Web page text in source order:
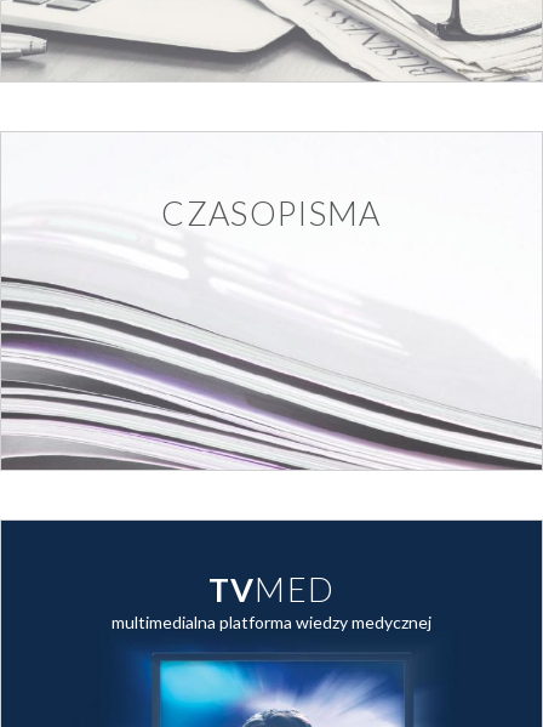
CZASOPISMA
TVMED
multimedialna platforma wiedzy medycznej